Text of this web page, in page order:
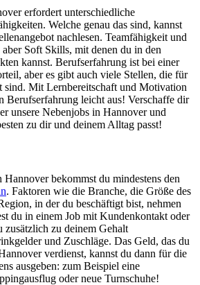
erfordert unterschiedliche
Welche genau das sind, kannst
nachlesen. Teamfähigkeit und
Soft Skills, mit denen du in den
kannst. Berufserfahrung ist bei einer
aber es gibt auch viele Stellen, die für
sind. Mit Lernbereitschaft und Motivation
Berufserfahrung leicht aus! Verschaffe dir
unsere Nebenjobs in Hannover und
zu dir und deinem Alltag passt!
bekommst du mindestens den
. Faktoren wie die Branche, die Größe des
in der du beschäftigt bist, nehmen
du in einem Job mit Kundenkontakt oder
zusätzlich zu deinem Gehalt
und Zuschläge. Das Geld, das du
verdienst, kannst du dann für die
ausgeben: zum Beispiel eine
oder neue Turnschuhe!